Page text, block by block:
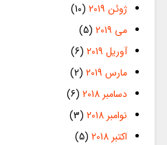
ژوئن 2019
(10)
می 2019
(5)
آوریل 2019
(6)
مارس 2019
(2)
دسامبر 2018
(6)
نوامبر 2018
(3)
اکتبر 2018
(5)